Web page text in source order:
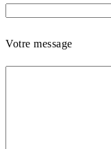
Votre message